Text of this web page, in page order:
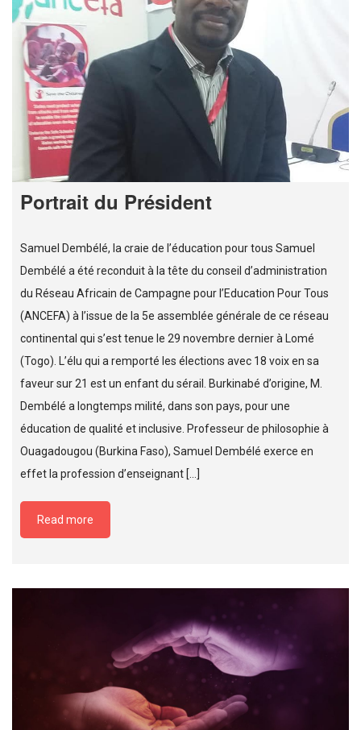
Portrait du Président
Samuel Dembélé, la craie de l’éducation pour tous Samuel
Dembélé a été reconduit à la tête du conseil d’administration
du Réseau Africain de Campagne pour l’Education Pour Tous
(ANCEFA) à l’issue de la 5e assemblée générale de ce réseau
continental qui s’est tenue le 29 novembre dernier à Lomé
(Togo). L’élu qui a remporté les élections avec 18 voix en sa
faveur sur 21 est un enfant du sérail. Burkinabé d’origine, M.
Dembélé a longtemps milité, dans son pays, pour une
éducation de qualité et inclusive. Professeur de philosophie à
Ouagadougou (Burkina Faso), Samuel Dembélé exerce en
effet la profession d’enseignant […]
Read more